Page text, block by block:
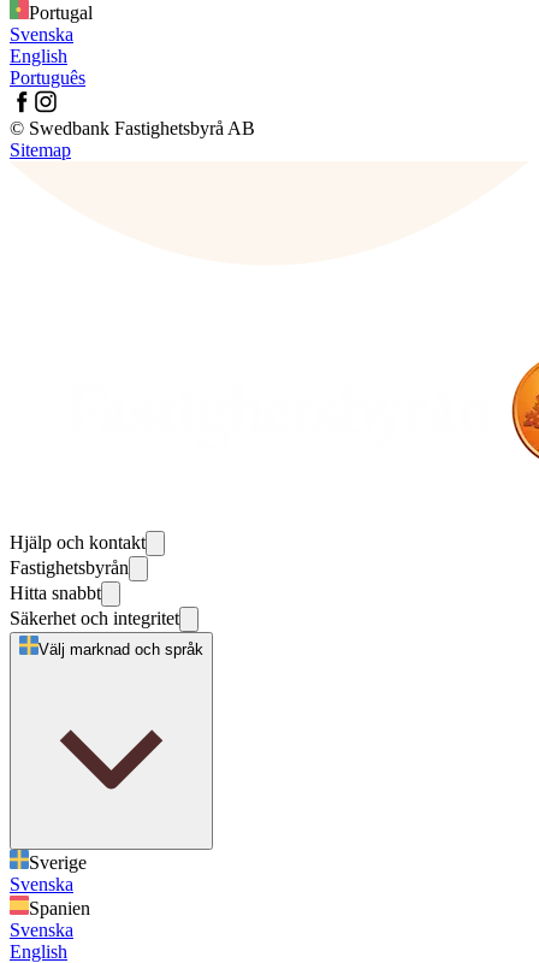
Portugal
Svenska
English
Português
© Swedbank Fastighetsbyrå AB
Sitemap
Hjälp och kontakt
Fastighetsbyrån
Hitta snabbt
Säkerhet och integritet
Välj marknad och språk
Sverige
Svenska
Spanien
Svenska
English